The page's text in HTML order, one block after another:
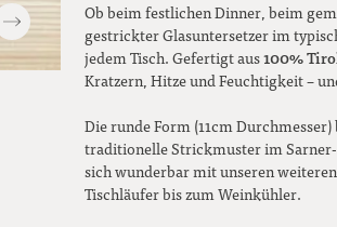
Ob beim festlichen Dinner, beim
gestrickter Glasuntersetzer im
jedem Tisch. Gefertigt aus100%
Kratzern, Hitze und Feuchtigkeit –
Die runde Form (11cm
traditionelle Strickmuster im
sich wunderbar mit unseren
Tischläufer bis zum Weinkühler.